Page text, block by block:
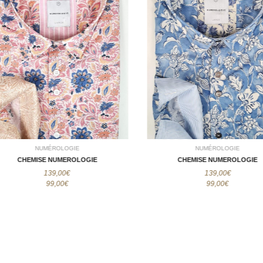
NUMÉROLOGIE
CHEMISE NUMEROLOGIE
139,00€
99,00€
NUMÉROLOGIE
CHEMISE
NUMEROLOGIE
99,00€
NUMÉROLOGIE
CHEMISE NUMEROLOGIE
139,00€
99,00€
NUMÉROLOGIE
CHEMISE
NUMEROLOGIE
99,00€